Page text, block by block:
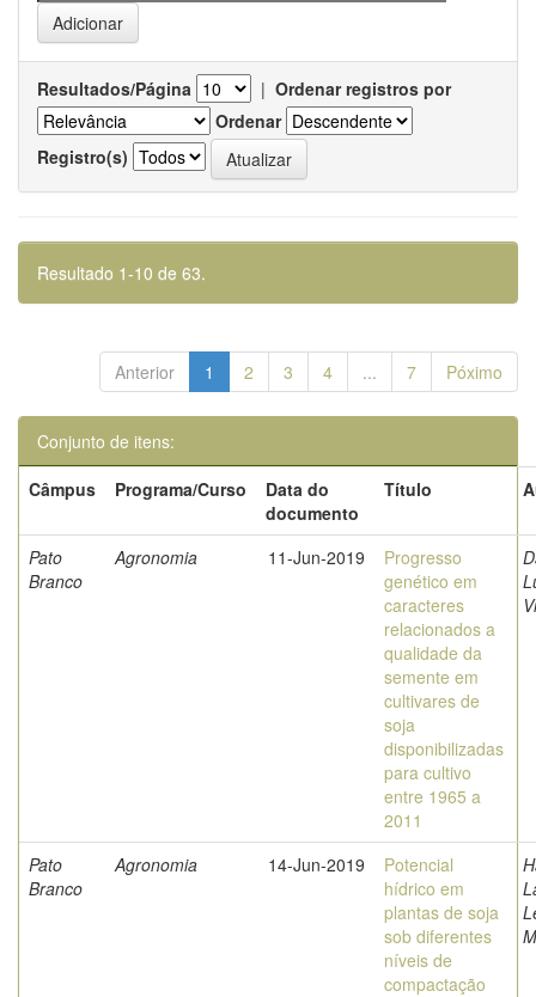
Resultados/Página | Ordenar registros por
Ordenar
Registro(s)
Resultado 1-10 de 63.
Anterior 1 2 3 4 ... 7 Póximo
Conjunto de itens:
Câmpus
Programa/Curso
Data do
documento
Título
Pato
Branco
Agronomia 11-Jun-2019
Progresso
genético em
caracteres
relacionados a
qualidade da
semente em
cultivares de
soja
disponibilizadas
para cultivo
entre 1965 a
2011
Pato
Branco
Agronomia 14-Jun-2019
Potencial
hídrico em
plantas de soja
sob diferentes
níveis de
compactação